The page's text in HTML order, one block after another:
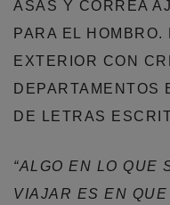
ASAS Y CORREA
PARA EL
EXTERIOR CON
DEPARTAMENTOS
DE LETRAS
“ALGO EN LO QUE
VIAJAR ES EN